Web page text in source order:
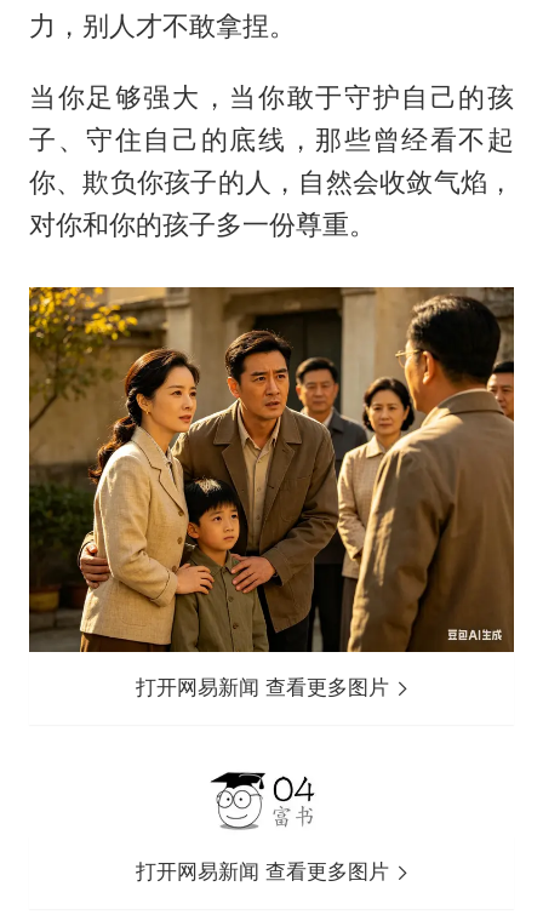
力，别人才不敢拿捏。
当你足够强大，当你敢于守护自己的孩
子、守住自己的底线，那些曾经看不起
你、欺负你孩子的人，自然会收敛气焰，
对你和你的孩子多一份尊重。
打开网易新闻 查看更多图片
打开网易新闻 查看更多图片